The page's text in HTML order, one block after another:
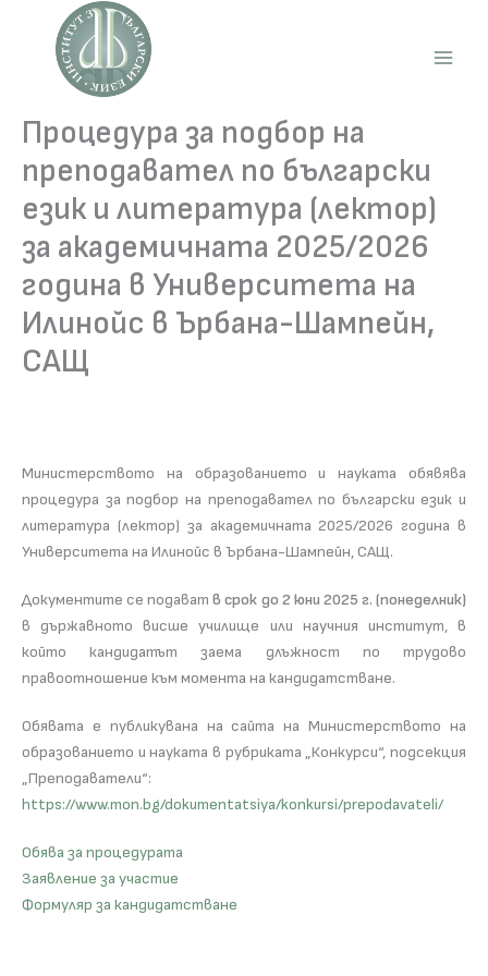
content
Процедура за подбор на
преподавател по български
език и литература (лектор)
за академичната 2025/2026
година в Университета на
Илинойс в Ърбана-Шампейн,
САЩ
Министерството на образованието и науката обявява
процедура за подбор на преподавател по български език и
литература (лектор) за академичната 2025/2026 година в
Университета на Илинойс в Ърбана-Шампейн, САЩ.
Документите се подаватв срок до 2 юни 2025 г. (понеделник)
в държавното висше училище или научния институт, в
който кандидатът заема длъжност по трудово
правоотношение към момента на кандидатстване.
Обявата е публикувана на сайта на Министерството на
образованието и науката в рубриката „Конкурси“, подсекция
„Преподаватели“:
https://www.mon.bg/dokumentatsiya/konkursi/prepodavateli/
Обява за процедурата
Заявление за участие
Формуляр за кандидатстване